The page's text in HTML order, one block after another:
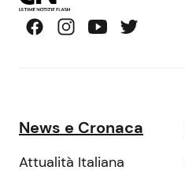
News e Cronaca
Attualità Italiana